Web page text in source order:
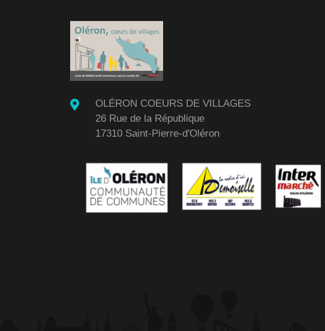
OLÉRON COEURS DE VILLAGES
26 Rue de la République
17310 Saint-Pierre-d'Oléron